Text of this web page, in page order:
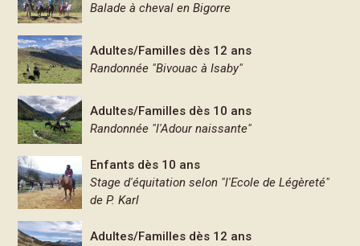
Balade à cheval en Bigorre
Adultes/Familles dès 12 ans
Randonnée "Bivouac à Isaby"
Adultes/Familles dès 10 ans
Randonnée "l'Adour naissante"
Enfants dès 10 ans
Stage d'équitation selon "l'Ecole de Légèreté"
de P. Karl
Adultes/Familles dès 12 ans